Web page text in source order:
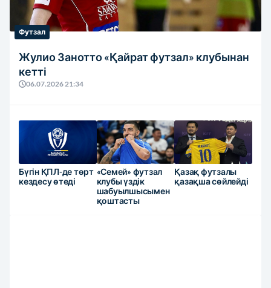
Футзал
Жулио Занотто «Қайрат футзал» клубынан
кетті
06.07.2026 21:34
Бүгін ҚПЛ-де төрт
кездесу өтеді
«Семей» футзал
клубы үздік
шабуылшысымен
қоштасты
Қазақ футзалы
қазақша сөйлейді